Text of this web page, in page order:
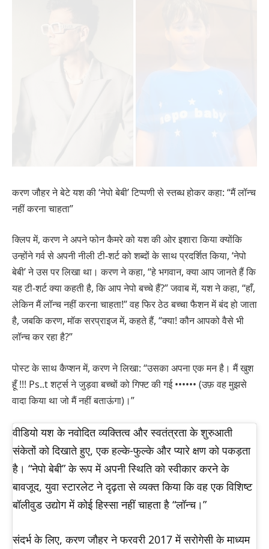
करण जौहर ने बेटे यश की ‘नेपो बेबी’ टिप्पणी से स्तब्ध होकर कहा: “मैं लॉन्च
नहीं करना चाहता”
क्लिप में, करण ने अपने फोन कैमरे को यश की ओर इशारा किया क्योंकि
उन्होंने गर्व से अपनी नीली टी-शर्ट को शब्दों के साथ प्रदर्शित किया, ‘नेपो
बेबी’ ने उस पर लिखा था। करण ने कहा, “हे भगवान, क्या आप जानते हैं कि
यह टी-शर्ट क्या कहती है, कि आप नेपो बच्चे हैं?” जवाब में, यश ने कहा, “हाँ,
लेकिन मैं लॉन्च नहीं करना चाहता!” वह फिर ठेठ बच्चा फैशन में बंद हो जाता
है, जबकि करण, मॉक सरप्राइज में, कहते हैं, “क्या! कौन आपको वैसे भी
लॉन्च कर रहा है?”
पोस्ट के साथ कैप्शन में, करण ने लिखा: “उसका अपना एक मन है। मैं खुश
हूँ !!! Ps..t शर्ट्स ने जुड़वा बच्चों को गिफ्ट की गई •••••• (उफ़ वह मुझसे
वादा किया था जो मैं नहीं बताऊंगा)।”
वीडियो यश के नवोदित व्यक्तित्व और स्वतंत्रता के शुरुआती
संकेतों को दिखाते हुए, एक हल्के-फुल्के और प्यारे क्षण को पकड़ता
है। “नेपो बेबी” के रूप में अपनी स्थिति को स्वीकार करने के
बावजूद, युवा स्टारलेट ने दृढ़ता से व्यक्त किया कि वह एक विशिष्ट
बॉलीवुड उद्योग में कोई हिस्सा नहीं चाहता है “लॉन्च।”
संदर्भ के लिए, करण जौहर ने फरवरी 2017 में सरोगेसी के माध्यम